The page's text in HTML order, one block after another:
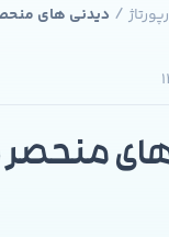
رپورتاژ / دیدنی های